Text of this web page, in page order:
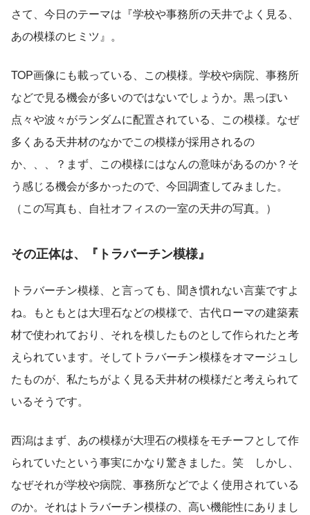
さて、今日のテーマは『学校や事務所の天井でよく見る、
あの模様のヒミツ』。
TOP画像にも載っている、この模様。学校や病院、事務所
などで見る機会が多いのではないでしょうか。黒っぽい
点々や波々がランダムに配置されている、この模様。なぜ
多くある天井材のなかでこの模様が採用されるの
か、、、？まず、この模様にはなんの意味があるのか？そ
う感じる機会が多かったので、今回調査してみました。
（この写真も、自社オフィスの一室の天井の写真。）
その正体は、『トラバーチン模様』
トラバーチン模様、と言っても、聞き慣れない言葉ですよ
ね。もともとは大理石などの模様で、古代ローマの建築素
材で使われており、それを模したものとして作られたと考
えられています。そしてトラバーチン模様をオマージュし
たものが、私たちがよく見る天井材の模様だと考えられて
いるそうです。
西潟はまず、あの模様が大理石の模様をモチーフとして作
られていたという事実にかなり驚きました。笑　しかし、
なぜそれが学校や病院、事務所などでよく使用されている
のか。それはトラバーチン模様の、高い機能性にありまし